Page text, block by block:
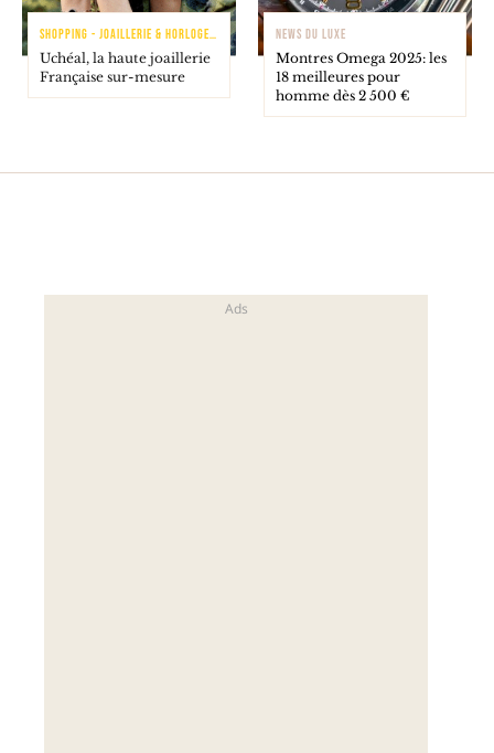
SHOPPING - JOAILLERIE & HORLOGERIE
Uchéal, la haute joaillerie
Française sur-mesure
NEWS DU LUXE
Montres Omega 2025: les
18 meilleures pour
homme dès 2 500 €